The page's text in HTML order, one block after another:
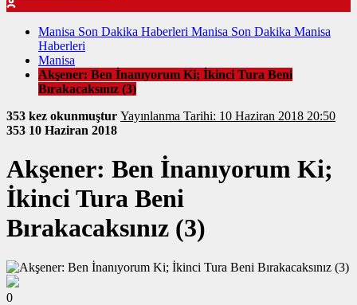
Manisa Son Dakika Haberleri Manisa Son Dakika Manisa
Haberleri
Manisa
Akşener: Ben İnanıyorum Ki; İkinci Tura Beni
Bırakacaksınız (3)
353 kez okunmuştur Yayınlanma Tarihi: 10 Haziran 2018 20:50
353 10 Haziran 2018
Akşener: Ben İnanıyorum Ki;
İkinci Tura Beni
Bırakacaksınız (3)
0